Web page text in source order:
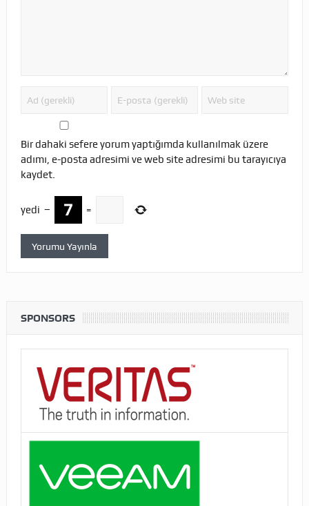
Bir dahaki sefere yorum yaptığımda kullanılmak üzere
adımı, e-posta adresimi ve web site adresimi bu tarayıcıya
kaydet.
yedi − =
SPONSORS